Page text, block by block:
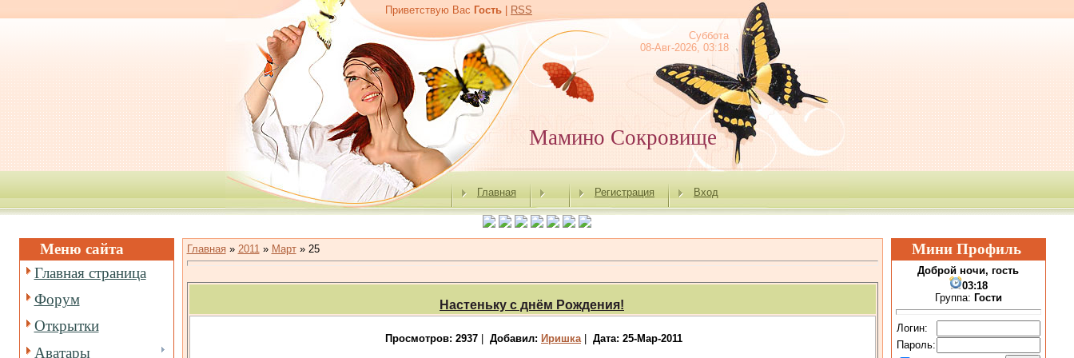
Приветствую Вас Гость RSS
Суббота
08-Авг-2026, 03:18
Мамино Сокровище
Главная Регистрация Вход
Меню сайта
Главная страница
Форум
Открытки
Аватары
Главная» 2011 » Март » 25
Настеньку с днём Рождения!
Просмотров: 2937 | Добавил: Иришка | Дата: 25-Мар-2011
Мини Профиль
Доброй ночи, гость
03:18
Группа: Гости
Логин:
Пароль: